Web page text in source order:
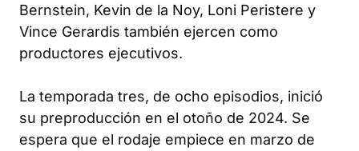
Bernstein, Kevin de la Noy, Loni Peristere y
Vince Gerardis también ejercen como
productores ejecutivos.
La temporada tres, de ocho episodios, inició
su preproducción en el otoño de 2024. Se
espera que el rodaje empiece en marzo de